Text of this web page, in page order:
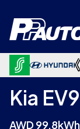
sisältöön
Kia EV9
AWD